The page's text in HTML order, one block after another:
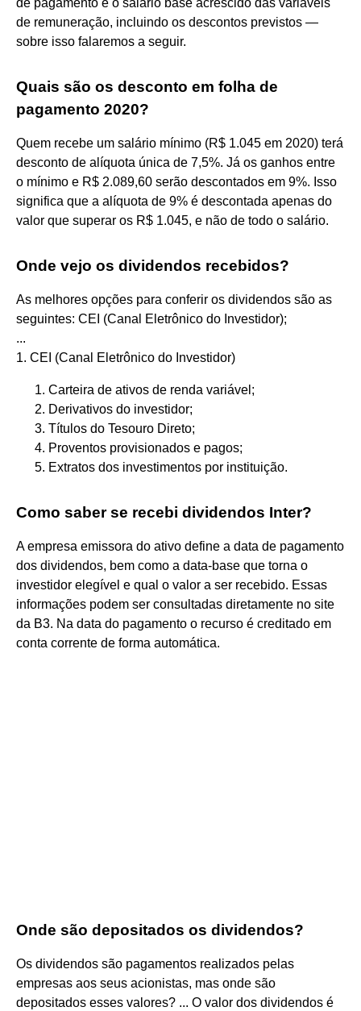
de remuneração, incluindo os descontos previstos —
sobre isso falaremos a seguir.
Quais são os desconto em folha de
pagamento 2020?
Quem recebe um salário mínimo (R$ 1.045 em 2020) terá
desconto de alíquota única de 7,5%. Já os ganhos entre
o mínimo e R$ 2.089,60 serão descontados em 9%. Isso
significa que a alíquota de 9% é descontada apenas do
valor que superar os R$ 1.045, e não de todo o salário.
Onde vejo os dividendos recebidos?
As melhores opções para conferir os dividendos são as
seguintes: CEI (Canal Eletrônico do Investidor);
...
1. CEI (Canal Eletrônico do Investidor)
Carteira de ativos de renda variável;
Derivativos do investidor;
Títulos do Tesouro Direto;
Proventos provisionados e pagos;
Extratos dos investimentos por instituição.
Como saber se recebi dividendos Inter?
A empresa emissora do ativo define a data de pagamento
dos dividendos, bem como a data-base que torna o
investidor elegível e qual o valor a ser recebido. Essas
informações podem ser consultadas diretamente no site
da B3. Na data do pagamento o recurso é creditado em
conta corrente de forma automática.
Onde são depositados os dividendos?
Os dividendos são pagamentos realizados pelas
empresas aos seus acionistas, mas onde são
depositados esses valores? ... O valor dos dividendos é